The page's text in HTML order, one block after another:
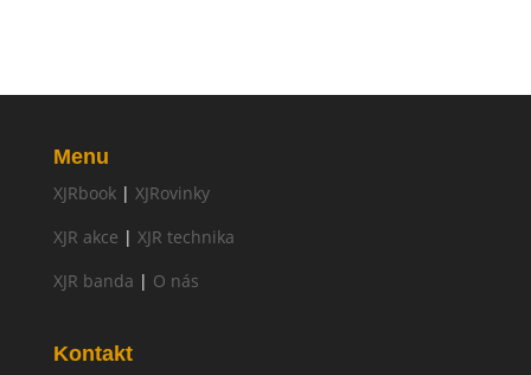
Menu
XJRbook| XJRovinky
XJR akce | XJR technika
XJR banda | O nás
Kontakt